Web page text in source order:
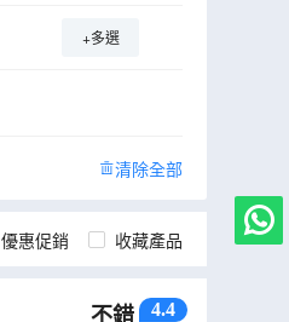
+多選
清除全部
優惠促銷 收藏產品
不錯 4.4